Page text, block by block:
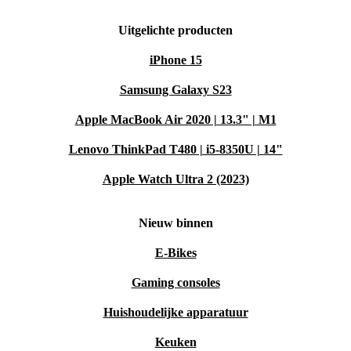
Uitgelichte producten
iPhone 15
Samsung Galaxy S23
Apple MacBook Air 2020 | 13.3" | M1
Lenovo ThinkPad T480 | i5-8350U | 14"
Apple Watch Ultra 2 (2023)
Nieuw binnen
E-Bikes
Gaming consoles
Huishoudelijke apparatuur
Keuken